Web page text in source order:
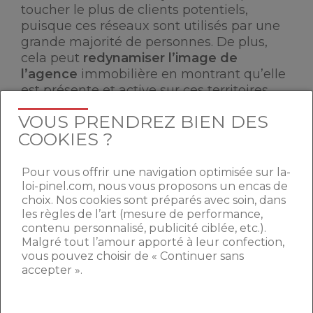
toucher le plus de clients potentiels,
puisque ces réseaux sont utilisés par une
grande majorité de personnes. De plus,
cela peut redynamiser l’image de
l’agence immobilière en montrant qu’elle
est présente et active sur ces territoires
numériques. Pour finir, la possibilité
d’automatiser les publications Facebook
permet d’éviter de consacrer trop de
en maîtrisant les dates et contenus des
annonces.
DES SITES METTANT EN
AVANT UN LOGEMENT
SPÉCIFIQUE
VOUS PRENDREZ BIEN DES
COOKIES ?
Pour vous offrir une navigation optimisée sur la-
loi-pinel.com, nous vous proposons un encas de
choix. Nos cookies sont préparés avec soin, dans
les règles de l’art (mesure de performance,
contenu personnalisé, publicité ciblée, etc.).
Malgré tout l’amour apporté à leur confection,
vous pouvez choisir de « Continuer sans
accepter ».